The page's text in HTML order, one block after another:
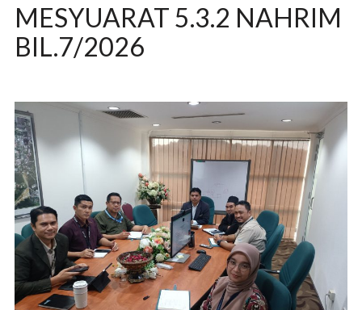
MESYUARAT 5.3.2 NAHRIM
BIL.7/2026